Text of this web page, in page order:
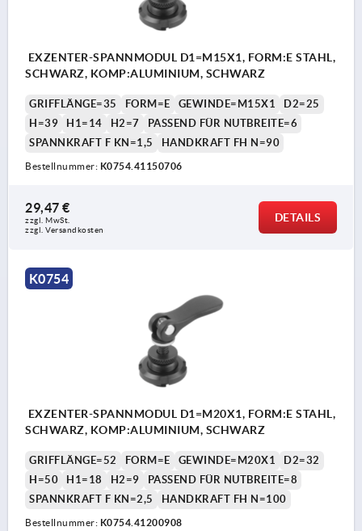
EXZENTER-SPANNMODUL D1=M15X1, FORM:E STAHL,
SCHWARZ, KOMP:ALUMINIUM, SCHWARZ
GRIFFLÄNGE=35 FORM=E GEWINDE=M15X1
D2=25
H=39
H1=14 H2=7
PASSEND FÜR NUTBREITE=6
SPANNKRAFT F KN=1,5
HANDKRAFT FH N=90
Bestellnummer: K0754.41150706
29,47 €
zzgl. MwSt.
zzgl. Versandkosten
DETAILS
K0754
EXZENTER-SPANNMODUL D1=M20X1, FORM:E STAHL,
SCHWARZ, KOMP:ALUMINIUM, SCHWARZ
GRIFFLÄNGE=52 FORM=E GEWINDE=M20X1
D2=32
H=50
H1=18 H2=9
PASSEND FÜR NUTBREITE=8
SPANNKRAFT F KN=2,5
HANDKRAFT FH N=100
Bestellnummer: K0754.41200908